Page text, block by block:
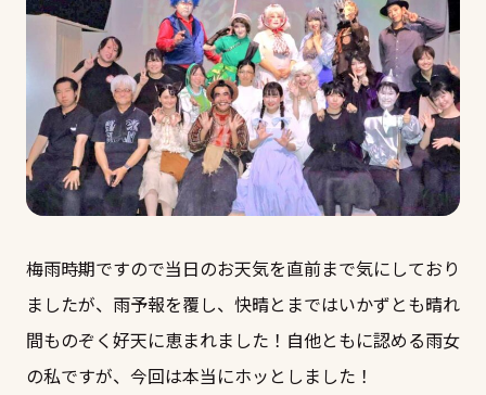
梅雨時期ですので当日のお天気を直前まで気にしており
ましたが、雨予報を覆し、快晴とまではいかずとも晴れ
間ものぞく好天に恵まれました！自他ともに認める雨女
の私ですが、今回は本当にホッとしました！